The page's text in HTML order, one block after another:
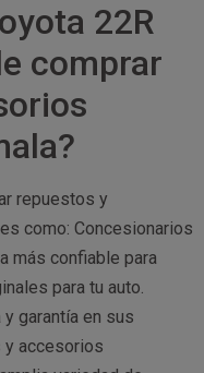
22R
comprar
repuestos y
como: Concesionarios
más confiable para
para tu auto.
garantía en sus
y accesorios